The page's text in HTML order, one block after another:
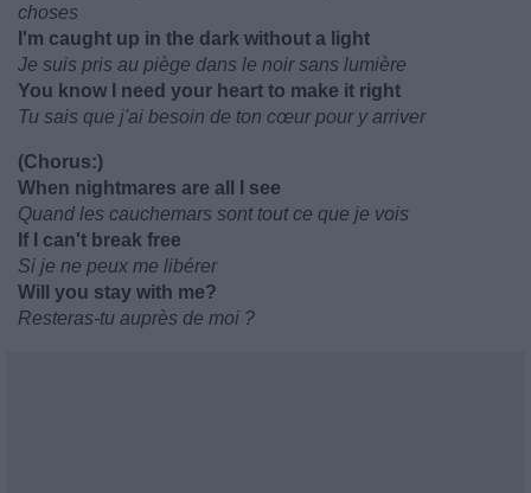
choses
I'm caught up in the dark without a light
Je suis pris au piège dans le noir sans lumière
You know I need your heart to make it right
Tu sais que j'ai besoin de ton cœur pour y arriver
(Chorus:)
When nightmares are all I see
Quand les cauchemars sont tout ce que je vois
If I can't break free
Si je ne peux me libérer
Will you stay with me?
Resteras-tu auprès de moi ?